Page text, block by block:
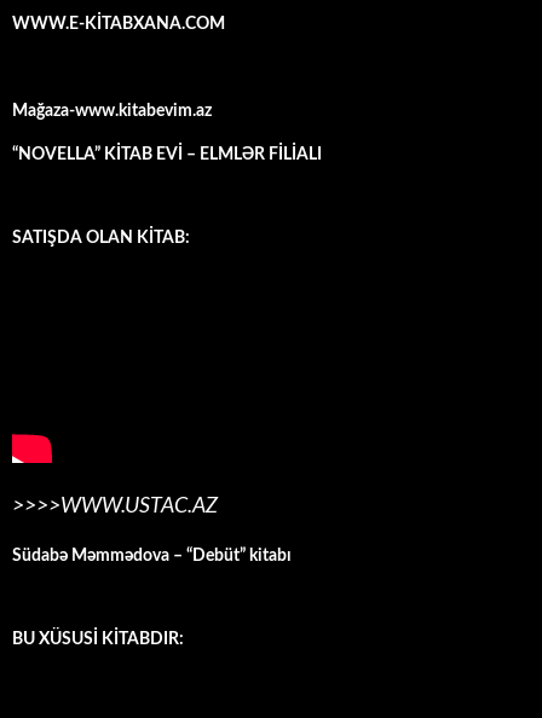
WWW.E-KİTABXANA.COM
Mağaza-www.kitabevim.az
“NOVELLA” KİTAB EVİ – ELMLƏR FİLİALI
SATIŞDA OLAN KİTAB:
>>>>WWW.USTAC.AZ
Südabə Məmmədova – “Debüt” kitabı
BU XÜSUSİ KİTABDIR: